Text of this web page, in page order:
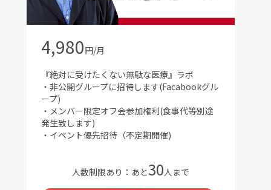
4,980円/月
『絶対に受けたくない無駄な医療』ラボ
・非公開グループに招待します(Facabookグル
ープ)
・メンバー限定オフ会参加権利(食事代等別途
発生致します)
・イベント優先招待（不定期開催)
人数制限あり：あと30人まで